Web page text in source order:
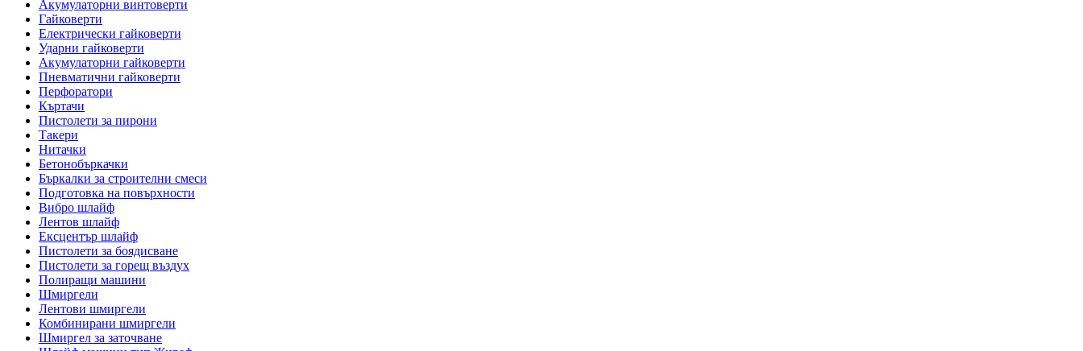
Акумулаторни винтоверти
Гайковерти
Електрически гайковерти
Ударни гайковерти
Акумулаторни гайковерти
Пневматични гайковерти
Перфоратори
Къртачи
Пистолети за пирони
Такери
Нитачки
Бетонобъркачки
Бъркалки за строителни смеси
Подготовка на повърхности
Вибро шлайф
Лентов шлайф
Ексцентър шлайф
Пистолети за боядисване
Пистолети за горещ въздух
Полиращи машини
Шмиргели
Лентови шмиргели
Комбинирани шмиргели
Шмиргел за заточване